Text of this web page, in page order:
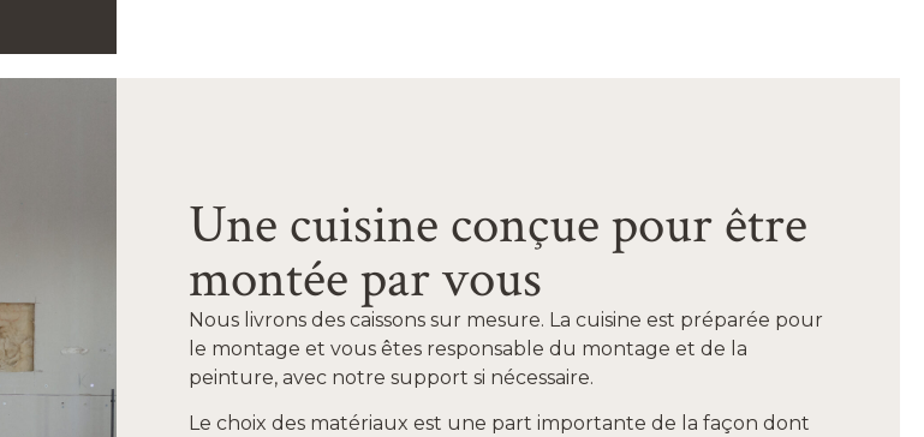
Une cuisine conçue pour être
montée par vous
Nous livrons des caissons sur mesure. La cuisine est préparée pour
le montage et vous êtes responsable du montage et de la
peinture, avec notre support si nécessaire.
Le choix des matériaux est une part importante de la façon dont